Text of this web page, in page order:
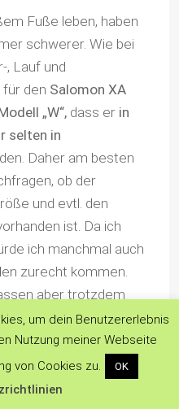
Fuße leben, haben
schwerer. Wie bei
, Lauf und
für den Salomon XA
„W“, dass er in
selten in
Daher am besten
ob der
und evtl. den
ist. Da ich
ich manchmal auch
zurecht kommen.
aber trotzdem
um dein Benutzererlebnis
Nutzung meiner Webseite
von Cookies zu.
OK